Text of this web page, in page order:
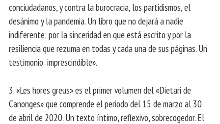
conciudadanos, y contra la burocracia, los partidismos, el
desánimo y la pandemia. Un libro que no dejará a nadie
indiferente: por la sinceridad en que está escrito y por la
resiliencia que rezuma en todas y cada una de sus páginas. Un
testimonio imprescindible».
3. «Les hores greus» es el primer volumen del «Dietari de
Canonges» que comprende el periodo del 15 de marzo al 30
de abril de 2020. Un texto íntimo, reflexivo, sobrecogedor. El